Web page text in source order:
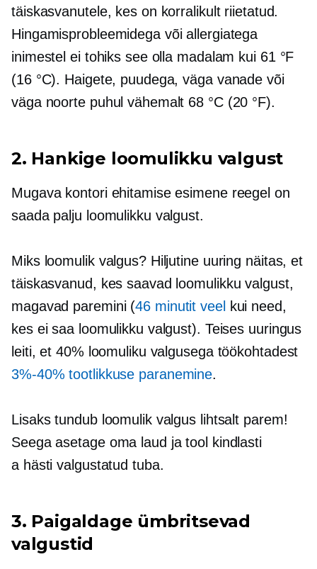
täiskasvanutele, kes on korralikult riietatud.
Hingamisprobleemidega või allergiatega
inimestel ei tohiks see olla madalam kui 61 °F
(16 °C). Haigete, puudega, väga vanade või
väga noorte puhul vähemalt 68 °C (20 °F).
2. Hankige loomulikku valgust
Mugava kontori ehitamise esimene reegel on
saada palju loomulikku valgust.
Miks loomulik valgus? Hiljutine uuring näitas, et
täiskasvanud, kes saavad loomulikku valgust,
magavad paremini (46 minutit veel kui need,
kes ei saa loomulikku valgust). Teises uuringus
leiti, et 40% loomuliku valgusega töökohtadest
3%-40% tootlikkuse paranemine.
Lisaks tundub loomulik valgus lihtsalt parem!
Seega asetage oma laud ja tool kindlasti
a hästi valgustatud tuba.
3. Paigaldage ümbritsevad
valgustid